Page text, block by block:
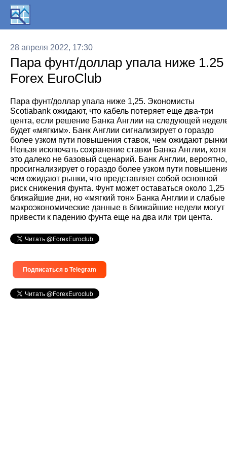
28 апреля 2022, 17:30
Пара фунт/доллар упала ниже 1.25
Forex EuroClub
Пара фунт/доллар упала ниже 1,25. Экономисты
Scotiabank ожидают, что кабель потеряет еще два-три
цента, если решение Банка Англии на следующей
будет «мягким». Банк Англии сигнализирует о гораздо
более узком пути повышения ставок, чем ожидают
Нельзя исключать сохранение ставки Банка Англии, хотя
это далеко не базовый сценарий. Банк Англии, вероятно,
просигнализирует о гораздо более узком пути
чем ожидают рынки, что представляет собой основной
риск снижения фунта. Фунт может оставаться около 1,25
ближайшие дни, но «мягкий тон» Банка Англии и слабые
макроэкономические данные в ближайшие недели могут
привести к падению фунта еще на два или три цента.
Подписаться в Telegram